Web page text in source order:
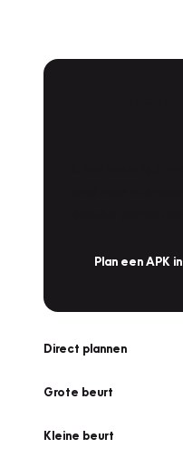
Plan een APK in
Direct plannen
Grote beurt
Kleine beurt